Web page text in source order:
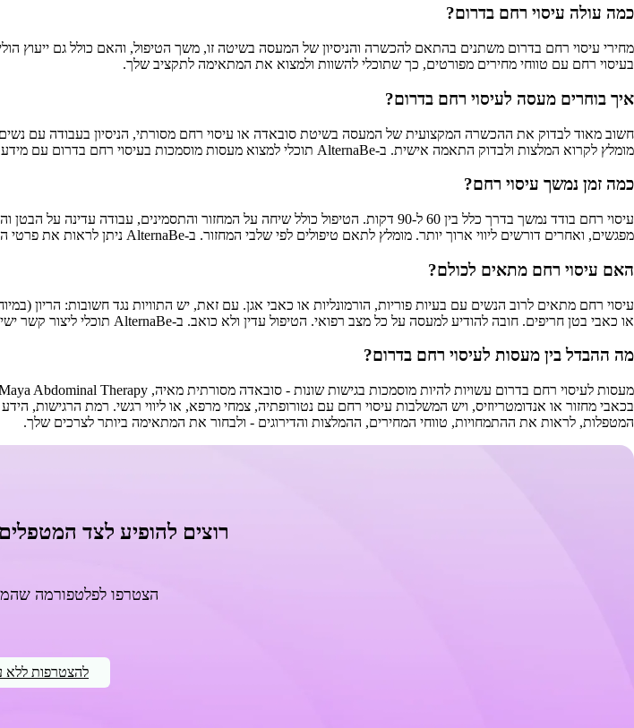
כמה עולה עיסוי רחם בדרום?
בעיסוי רחם עם טווחי מחירים מפורטים, כך שתוכלי להשוות ולמצוא את המתאימה לתקציב שלך.
איך בוחרים מעסה לעיסוי רחם בדרום?
חשוב מאוד לבדוק את ההכשרה המקצועית של המעסה בשיטת סובאדה או עיסוי רחם מסורתי, הניסיון בעבודה עם
מומלץ לקרוא המלצות ולבדוק התאמה אישית. ב-AlternaBe תוכלי למצוא מעסות מוסמכות בעיסוי רחם בדרום עם מידע מלא על התמחויותיהן, המלצות ודירוגים מאומתים.
כמה זמן נמשך עיסוי רחם?
מפגשים, ואחרים דורשים ליווי ארוך יותר. מומלץ לתאם טיפולים לפי שלבי המחזור. ב-AlternaBe ניתן לראות את פרטי הטיפולים ומשך הזמן המדויק אצל כל מטפלת.
האם עיסוי רחם מתאים לכולם?
או כאבי בטן חריפים. חובה להודיע למעסה על כל מצב רפואי. הטיפול עדין ולא כואב. ב-AlternaBe תוכלי ליצור קשר ישיר עם המעסות לשאלות והתאמה אישית.
מה ההבדל בין מעסות לעיסוי רחם בדרום?
המטפלות, לראות את ההתמחויות, טווחי המחירים, ההמלצות והדירוגים - ולבחור את המתאימה ביותר לצרכים שלך.
רוצים להופיע לצד
הצטרפו לפלטפורמה
להצטרפות ללא